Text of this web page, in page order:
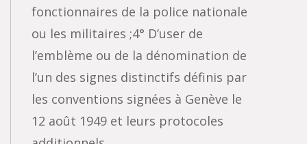
fonctionnaires de la police nationale
ou les militaires ;4° D’user de
l’emblème ou de la dénomination de
l’un des signes distinctifs définis par
les conventions signées à Genève le
12 août 1949 et leurs protocoles